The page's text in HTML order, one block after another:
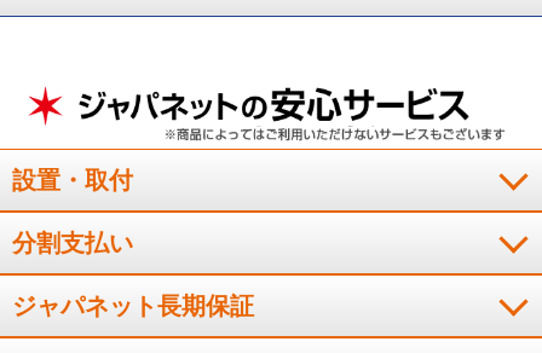
設置・取付
分割支払い
ジャパネット長期保証